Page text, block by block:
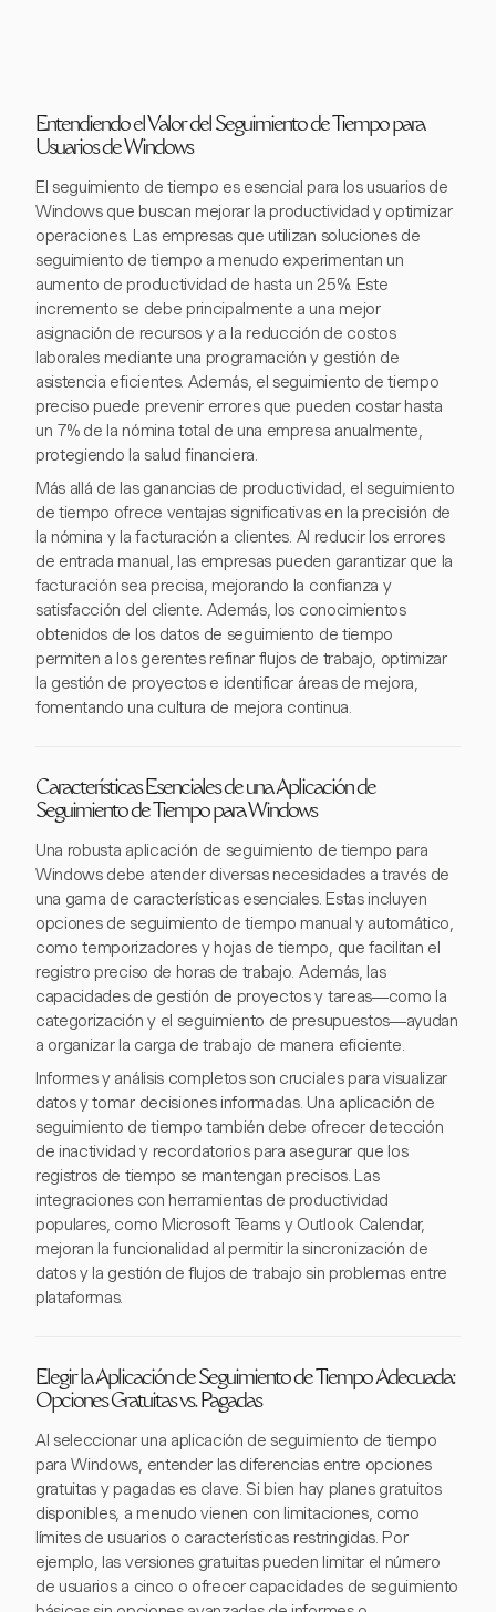
Entendiendo el Valor del Seguimiento de Tiempo para
Usuarios de Windows
El seguimiento de tiempo es esencial para los usuarios de
Windows que buscan mejorar la productividad y optimizar
operaciones. Las empresas que utilizan soluciones de
seguimiento de tiempo a menudo experimentan un
aumento de productividad de hasta un 25%. Este
incremento se debe principalmente a una mejor
asignación de recursos y a la reducción de costos
laborales mediante una programación y gestión de
asistencia eficientes. Además, el seguimiento de tiempo
preciso puede prevenir errores que pueden costar hasta
un 7% de la nómina total de una empresa anualmente,
protegiendo la salud financiera.
Más allá de las ganancias de productividad, el seguimiento
de tiempo ofrece ventajas significativas en la precisión de
la nómina y la facturación a clientes. Al reducir los errores
de entrada manual, las empresas pueden garantizar que la
facturación sea precisa, mejorando la confianza y
satisfacción del cliente. Además, los conocimientos
obtenidos de los datos de seguimiento de tiempo
permiten a los gerentes refinar flujos de trabajo, optimizar
la gestión de proyectos e identificar áreas de mejora,
fomentando una cultura de mejora continua.
Características Esenciales de una Aplicación de
Seguimiento de Tiempo para Windows
Una robusta aplicación de seguimiento de tiempo para
Windows debe atender diversas necesidades a través de
una gama de características esenciales. Estas incluyen
opciones de seguimiento de tiempo manual y automático,
como temporizadores y hojas de tiempo, que facilitan el
registro preciso de horas de trabajo. Además, las
capacidades de gestión de proyectos y tareas—como la
categorización y el seguimiento de presupuestos—ayudan
a organizar la carga de trabajo de manera eficiente.
Informes y análisis completos son cruciales para visualizar
datos y tomar decisiones informadas. Una aplicación de
seguimiento de tiempo también debe ofrecer detección
de inactividad y recordatorios para asegurar que los
registros de tiempo se mantengan precisos. Las
integraciones con herramientas de productividad
populares, como Microsoft Teams y Outlook Calendar,
mejoran la funcionalidad al permitir la sincronización de
datos y la gestión de flujos de trabajo sin problemas entre
plataformas.
Elegir la Aplicación de Seguimiento de Tiempo Adecuada:
Opciones Gratuitas vs. Pagadas
Al seleccionar una aplicación de seguimiento de tiempo
para Windows, entender las diferencias entre opciones
gratuitas y pagadas es clave. Si bien hay planes gratuitos
disponibles, a menudo vienen con limitaciones, como
límites de usuarios o características restringidas. Por
ejemplo, las versiones gratuitas pueden limitar el número
de usuarios a cinco o ofrecer capacidades de seguimiento